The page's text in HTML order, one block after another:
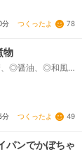
分 つくったよ 78
物
◎醤油、◎和風だ
分 つくったよ 49
パンでかぼちゃ